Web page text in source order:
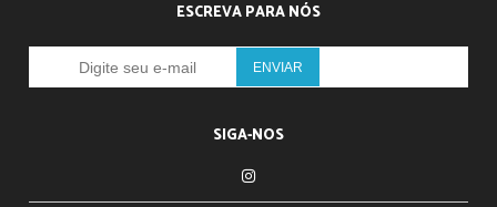
ESCREVA PARA NÓS
SIGA-NOS